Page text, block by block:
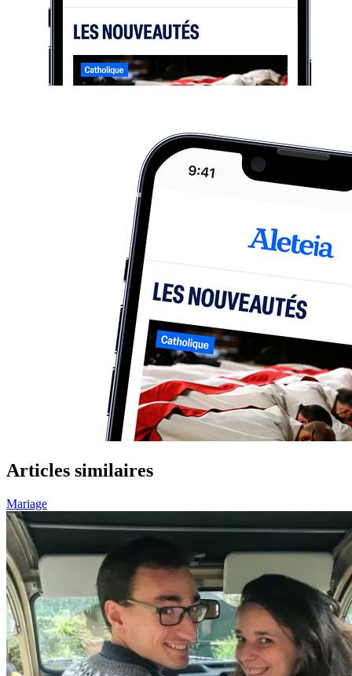
Articles similaires
Mariage